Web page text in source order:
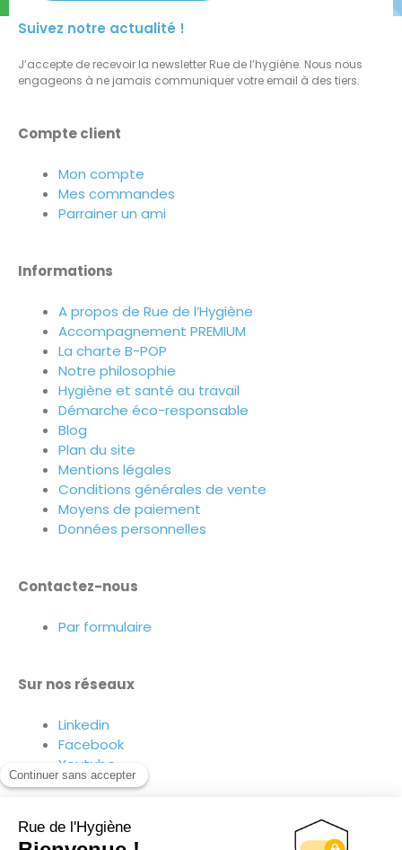
Suivez notre actualité !
J’accepte de recevoir la newsletter Rue de l’hygiène. Nous nous
engageons à ne jamais communiquer votre email à des tiers.
Compte client
Mon compte
Mes commandes
Parrainer un ami
Informations
A propos de Rue de l’Hygiène
Accompagnement PREMIUM
La charte B-POP
Notre philosophie
Hygiène et santé au travail
Démarche éco-responsable
Blog
Plan du site
Mentions légales
Conditions générales de vente
Moyens de paiement
Données personnelles
Contactez-nous
Par formulaire
Sur nos réseaux
Linkedin
Facebook
Youtube